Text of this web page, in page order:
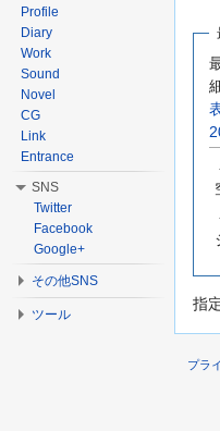
指
Profile
Diary
Work
Sound
Novel
CG
Link
Entrance
SNS
Twitter
Facebook
Google+
その他SNS
ツール
プラ